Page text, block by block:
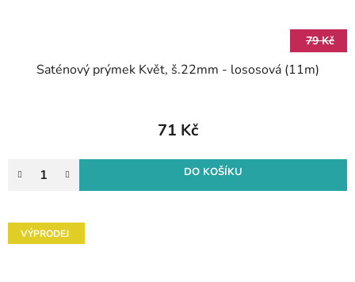
79 Kč
Saténový prýmek Květ, š.22mm - lososová (11m)
71 Kč
DO KOŠÍKU
VÝPRODEJ